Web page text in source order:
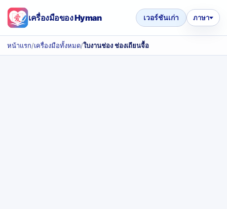
เครื่องมือของ Hyman เวอร์ชันเก่า ภาษา
หน้าแรก/เครื่องมือทั้งหมด/ใบงานช่อง ช่องเถียนจื้อ